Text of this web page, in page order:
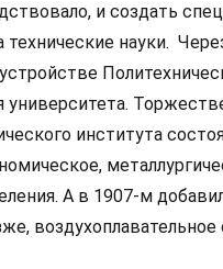
и создать
технические науки.
университета.
института
А в 1907-м
воздухоплавательное